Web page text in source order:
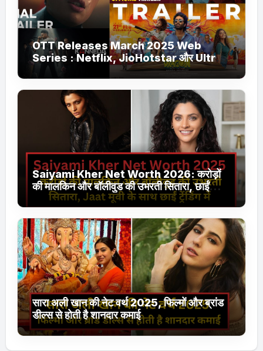
OTT Releases March 2025 Web
Series : Netflix, JioHotstar और Ultra
Jhakaas पर नई वेब सीरीज और फिल्में
Saiyami Kher Net Worth 2026: करोड़ों
की मालकिन और बॉलीवुड की उभरती सितारा, छाईं
ट्रेंडिंग में
सारा अली खान की नेट वर्थ 2025, फिल्मों और ब्रांड
डील्स से होती है शानदार कमाई